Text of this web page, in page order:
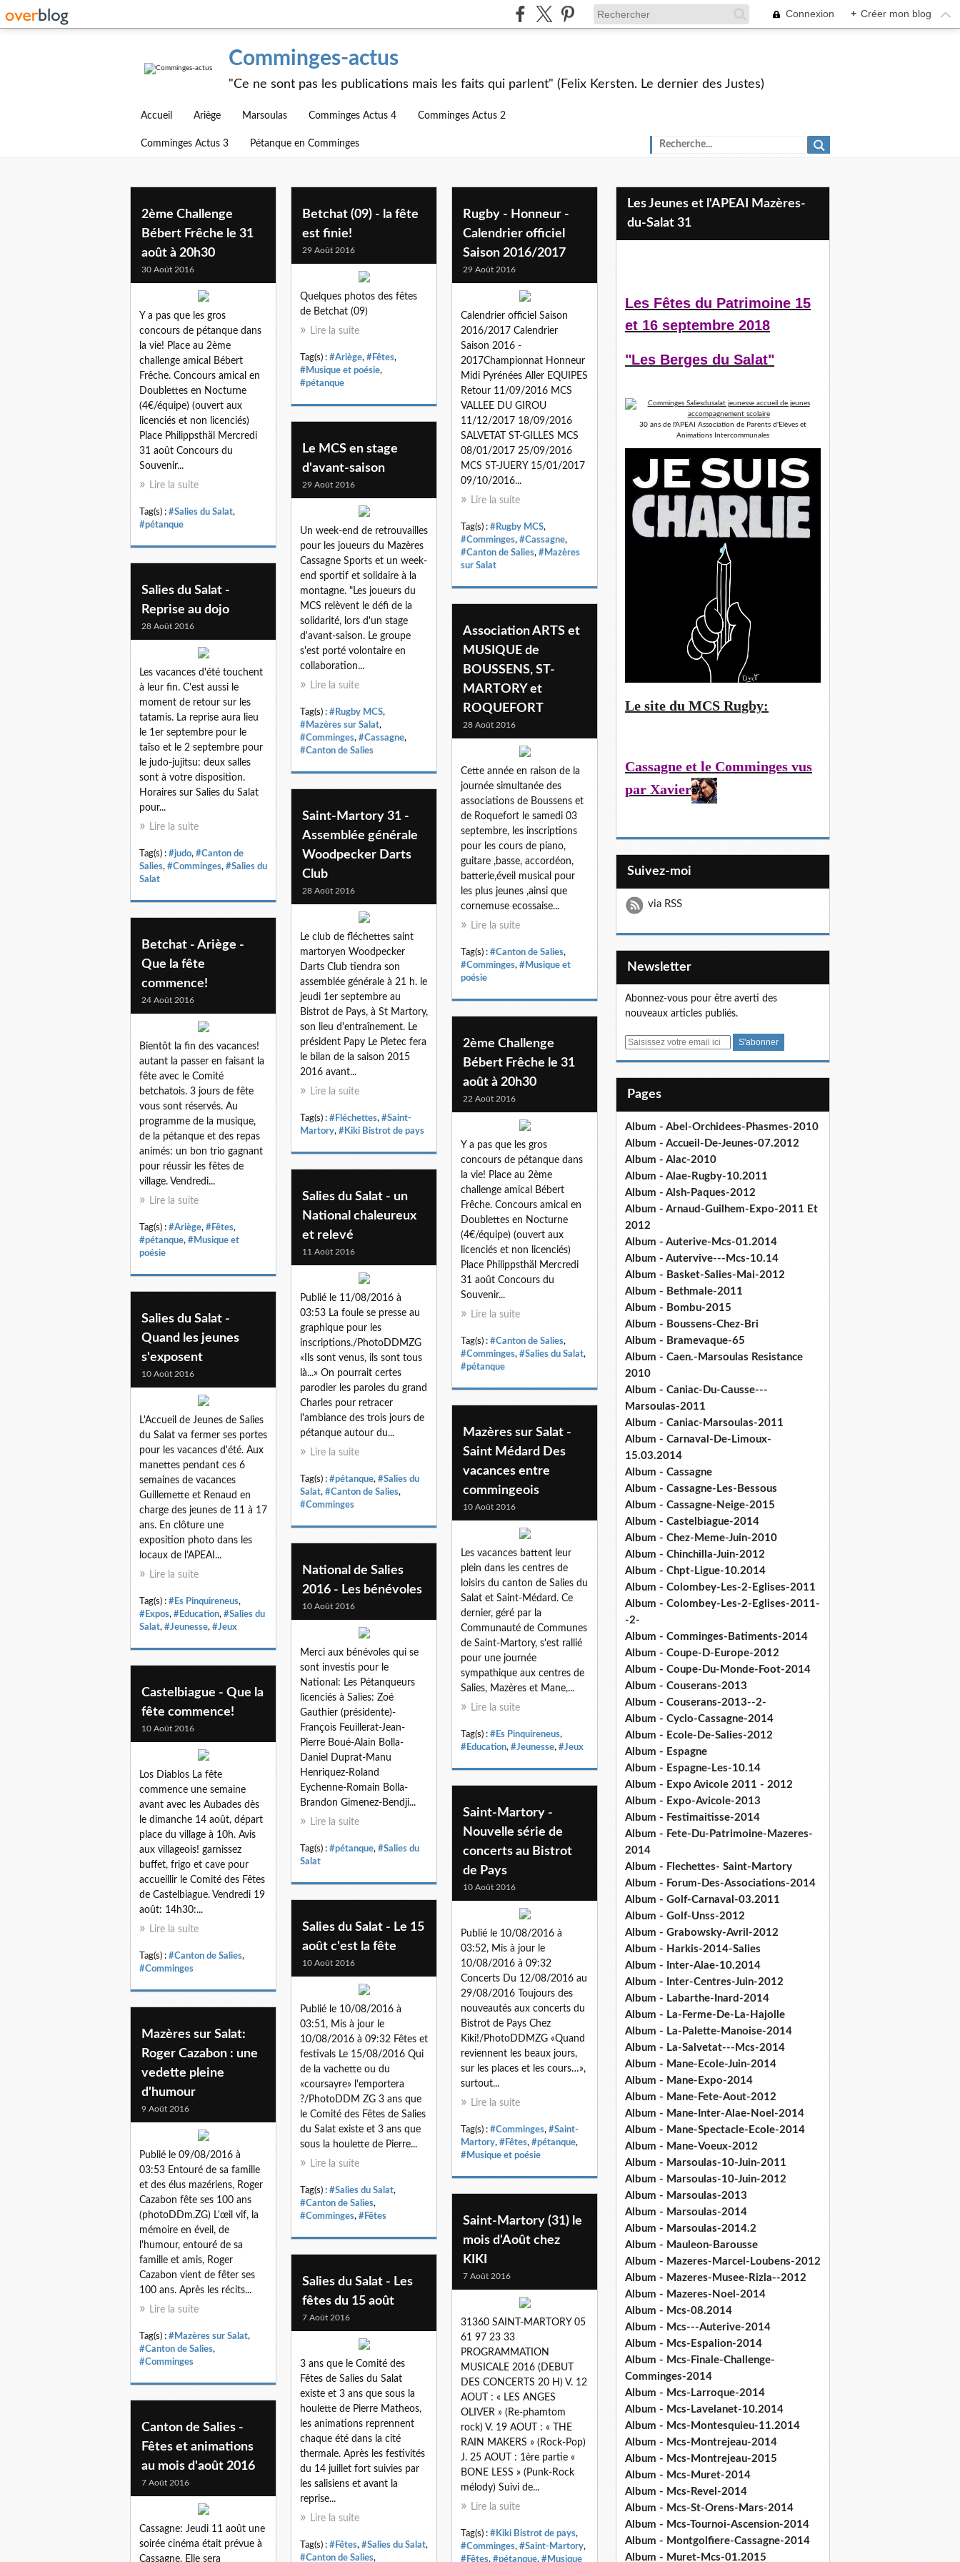
Connexion + Créer mon blog
Comminges-actus
"Ce ne sont pas les publications mais les faits qui parlent" (Felix Kersten. Le dernier des Justes)
Accueil Ariège Marsoulas Comminges Actus 4 Comminges Actus 2
Comminges Actus 3 Pétanque en Comminges
2ème Challenge
Bébert Frêche le 31
août à 20h30
30 Août 2016
Y a pas que les gros
concours de pétanque dans
la vie! Place au 2ème
challenge amical Bébert
Frêche. Concours amical en
Doublettes en Nocturne
(4€/équipe) (ouvert aux
licenciés et non licenciés)
Place Philippsthäl Mercredi
31 août Concours du
Souvenir...
Lire la suite
Tag(s) : #Salies du Salat,
#pétanque
Betchat (09) - la fête
est finie!
29 Août 2016
Quelques photos des fêtes
de Betchat (09)
Lire la suite
Tag(s) : #Ariège, #Fêtes,
#Musique et poésie,
#pétanque
Rugby - Honneur -
Calendrier officiel
Saison 2016/2017
29 Août 2016
Calendrier officiel Saison
2016/2017 Calendrier
Saison 2016 -
2017Championnat Honneur
Midi Pyrénées Aller EQUIPES
Retour 11/09/2016 MCS
VALLEE DU GIROU
11/12/2017 18/09/2016
SALVETAT ST-GILLES MCS
08/01/2017 25/09/2016
MCS ST-JUERY 15/01/2017
09/10/2016...
Lire la suite
Tag(s) : #Rugby MCS,
#Comminges, #Cassagne,
#Canton de Salies, #Mazères
sur Salat
Le MCS en stage
d'avant-saison
29 Août 2016
Un week-end de retrouvailles
pour les joueurs du Mazères
Cassagne Sports et un week-
end sportif et solidaire à la
montagne. "Les joueurs du
MCS relèvent le défi de la
solidarité, lors d'un stage
d'avant-saison. Le groupe
s'est porté volontaire en
collaboration...
Lire la suite
Tag(s) : #Rugby MCS,
#Mazères sur Salat,
#Comminges, #Cassagne,
#Canton de Salies
Salies du Salat -
Reprise au dojo
28 Août 2016
Les vacances d'été touchent
à leur fin. C'est aussi le
moment de retour sur les
tatamis. La reprise aura lieu
le 1er septembre pour le
taïso et le 2 septembre pour
le judo-jujitsu: deux salles
sont à votre disposition.
Horaires sur Salies du Salat
pour...
Lire la suite
Tag(s) : #judo, #Canton de
Salies, #Comminges, #Salies du
Salat
Association ARTS et
MUSIQUE de
BOUSSENS, ST-
MARTORY et
ROQUEFORT
28 Août 2016
Cette année en raison de la
journée simultanée des
associations de Boussens et
de Roquefort le samedi 03
septembre, les inscriptions
pour les cours de piano,
guitare ,basse, accordéon,
batterie,éveil musical pour
les plus jeunes ,ainsi que
cornemuse ecossaise...
Lire la suite
Tag(s) : #Canton de Salies,
#Comminges, #Musique et
poésie
Saint-Martory 31 -
Assemblée générale
Woodpecker Darts
Club
28 Août 2016
Le club de fléchettes saint
martoryen Woodpecker
Darts Club tiendra son
assemblée générale à 21 h. le
jeudi 1er septembre au
Bistrot de Pays, à St Martory,
son lieu d'entraînement. Le
président Papy Le Pietec fera
le bilan de la saison 2015
2016 avant...
Lire la suite
Tag(s) : #Fléchettes, #Saint-
Martory, #Kiki Bistrot de pays
Betchat - Ariège -
Que la fête
commence!
24 Août 2016
Bientôt la fin des vacances!
autant la passer en faisant la
fête avec le Comité
betchatois. 3 jours de fête
vous sont réservés. Au
programme de la musique,
de la pétanque et des repas
animés: un bon trio gagnant
pour réussir les fêtes de
village. Vendredi...
Lire la suite
Tag(s) : #Ariège, #Fêtes,
#pétanque, #Musique et
poésie
2ème Challenge
Bébert Frêche le 31
août à 20h30
22 Août 2016
Y a pas que les gros
concours de pétanque dans
la vie! Place au 2ème
challenge amical Bébert
Frêche. Concours amical en
Doublettes en Nocturne
(4€/équipe) (ouvert aux
licenciés et non licenciés)
Place Philippsthäl Mercredi
31 août Concours du
Souvenir...
Lire la suite
Tag(s) : #Canton de Salies,
#Comminges, #Salies du Salat,
#pétanque
Salies du Salat - un
National chaleureux
et relevé
11 Août 2016
Publié le 11/08/2016 à
03:53 La foule se presse au
graphique pour les
inscriptions./PhotoDDMZG
«Ils sont venus, ils sont tous
là...» On pourrait certes
parodier les paroles du grand
Charles pour retracer
l'ambiance des trois jours de
pétanque autour du...
Lire la suite
Tag(s) : #pétanque, #Salies du
Salat, #Canton de Salies,
#Comminges
Salies du Salat -
Quand les jeunes
s'exposent
10 Août 2016
L'Accueil de Jeunes de Salies
du Salat va fermer ses portes
pour les vacances d'été. Aux
manettes pendant ces 6
semaines de vacances
Guillemette et Renaud en
charge des jeunes de 11 à 17
ans. En clôture une
exposition photo dans les
locaux de l'APEAI...
Lire la suite
Tag(s) : #Es Pinquireneus,
#Expos, #Education, #Salies du
Salat, #Jeunesse, #Jeux
Mazères sur Salat -
Saint Médard Des
vacances entre
commingeois
10 Août 2016
Les vacances battent leur
plein dans les centres de
loisirs du canton de Salies du
Salat et Saint-Médard. Ce
dernier, géré par la
Communauté de Communes
de Saint-Martory, s'est rallié
pour une journée
sympathique aux centres de
Salies, Mazères et Mane,...
Lire la suite
Tag(s) : #Es Pinquireneus,
#Education, #Jeunesse, #Jeux
National de Salies
2016 - Les bénévoles
10 Août 2016
Merci aux bénévoles qui se
sont investis pour le
National: Les Pétanqueurs
licenciés à Salies: Zoé
Gauthier (présidente)-
François Feuillerat-Jean-
Pierre Boué-Alain Bolla-
Daniel Duprat-Manu
Henriquez-Roland
Eychenne-Romain Bolla-
Brandon Gimenez-Bendji...
Lire la suite
Tag(s) : #pétanque, #Salies du
Salat
Castelbiague - Que la
fête commence!
10 Août 2016
Los Diablos La fête
commence une semaine
avant avec les Aubades dès
le dimanche 14 août, départ
place du village à 10h. Avis
aux villageois! garnissez
buffet, frigo et cave pour
accueillir le Comité des Fêtes
de Castelbiague. Vendredi 19
août: 14h30:...
Lire la suite
Tag(s) : #Canton de Salies,
#Comminges
Saint-Martory -
Nouvelle série de
concerts au Bistrot
de Pays
10 Août 2016
Publié le 10/08/2016 à
03:52, Mis à jour le
10/08/2016 à 09:32
Concerts Du 12/08/2016 au
29/08/2016 Toujours des
nouveautés aux concerts du
Bistrot de Pays Chez
Kiki!/PhotoDDMZG «Quand
reviennent les beaux jours,
sur les places et les cours…»,
surtout...
Lire la suite
Tag(s) : #Comminges, #Saint-
Martory, #Fêtes, #pétanque,
#Musique et poésie
Salies du Salat - Le 15
août c'est la fête
10 Août 2016
Publié le 10/08/2016 à
03:51, Mis à jour le
10/08/2016 à 09:32 Fêtes et
festivals Le 15/08/2016 Qui
de la vachette ou du
«coursayre» l'emportera
?/PhotoDDM ZG 3 ans que
le Comité des Fêtes de Salies
du Salat existe et 3 ans que
sous la houlette de Pierre...
Lire la suite
Tag(s) : #Salies du Salat,
#Canton de Salies,
#Comminges, #Fêtes
Mazères sur Salat:
Roger Cazabon : une
vedette pleine
d'humour
9 Août 2016
Publié le 09/08/2016 à
03:53 Entouré de sa famille
et des élus mazériens, Roger
Cazabon fête ses 100 ans
(photoDDm.ZG) L'œil vif, la
mémoire en éveil, de
l'humour, entouré de sa
famille et amis, Roger
Cazabon vient de fêter ses
100 ans. Après les récits...
Lire la suite
Tag(s) : #Mazères sur Salat,
#Canton de Salies,
#Comminges
Saint-Martory (31) le
mois d'Août chez
KIKI
7 Août 2016
31360 SAINT-MARTORY 05
61 97 23 33
PROGRAMMATION
MUSICALE 2016 (DEBUT
DES CONCERTS 20 H) V. 12
AOUT : « LES ANGES
OLIVER » (Re-phamtom
rock) V. 19 AOUT : « THE
RAIN MAKERS » (Rock-Pop)
J. 25 AOUT : 1ère partie «
BONE LESS » (Punk-Rock
mélody) Suivi de...
Lire la suite
Tag(s) : #Kiki Bistrot de pays,
#Comminges, #Saint-Martory,
#Fêtes, #pétanque, #Musique
Salies du Salat - Les
fêtes du 15 août
7 Août 2016
3 ans que le Comité des
Fêtes de Salies du Salat
existe et 3 ans que sous la
houlette de Pierre Matheos,
les animations reprennent
chaque été dans la cité
thermale. Après les festivités
du 14 juillet fort suivies par
les salisiens et avant la
reprise...
Lire la suite
Tag(s) : #Fêtes, #Salies du Salat,
#Canton de Salies,
Canton de Salies -
Fêtes et animations
au mois d'août 2016
7 Août 2016
Cassagne: Jeudi 11 août une
soirée cinéma était prévue à
Cassagne. Elle sera
Les Jeunes et l'APEAI Mazères-
du-Salat 31
Les Fêtes du Patrimoine 15
et 16 septembre 2018
"Les Berges du Salat"
30 ans de l'APEAI Association de Parents d'Elèves et
Animations Intercommunales
Le site du MCS Rugby:
Cassagne et le Comminges vus
par Xavier
Suivez-moi
via RSS
Newsletter
Abonnez-vous pour être averti des
nouveaux articles publiés.
E
Pages
Album - Abel-Orchidees-Phasmes-2010
Album - Accueil-De-Jeunes-07.2012
Album - Alac-2010
Album - Alae-Rugby-10.2011
Album - Alsh-Paques-2012
Album - Arnaud-Guilhem-Expo-2011 Et
2012
Album - Auterive-Mcs-01.2014
Album - Autervive---Mcs-10.14
Album - Basket-Salies-Mai-2012
Album - Bethmale-2011
Album - Bombu-2015
Album - Boussens-Chez-Bri
Album - Bramevaque-65
Album - Caen.-Marsoulas Resistance
2010
Album - Caniac-Du-Causse---
Marsoulas-2011
Album - Caniac-Marsoulas-2011
Album - Carnaval-De-Limoux-
15.03.2014
Album - Cassagne
Album - Cassagne-Les-Bessous
Album - Cassagne-Neige-2015
Album - Castelbiague-2014
Album - Chez-Meme-Juin-2010
Album - Chinchilla-Juin-2012
Album - Chpt-Ligue-10.2014
Album - Colombey-Les-2-Eglises-2011
Album - Colombey-Les-2-Eglises-2011-
-2-
Album - Comminges-Batiments-2014
Album - Coupe-D-Europe-2012
Album - Coupe-Du-Monde-Foot-2014
Album - Couserans-2013
Album - Couserans-2013--2-
Album - Cyclo-Cassagne-2014
Album - Ecole-De-Salies-2012
Album - Espagne
Album - Espagne-Les-10.14
Album - Expo Avicole 2011 - 2012
Album - Expo-Avicole-2013
Album - Festimaitisse-2014
Album - Fete-Du-Patrimoine-Mazeres-
2014
Album - Flechettes- Saint-Martory
Album - Forum-Des-Associations-2014
Album - Golf-Carnaval-03.2011
Album - Golf-Unss-2012
Album - Grabowsky-Avril-2012
Album - Harkis-2014-Salies
Album - Inter-Alae-10.2014
Album - Inter-Centres-Juin-2012
Album - Labarthe-Inard-2014
Album - La-Ferme-De-La-Hajolle
Album - La-Palette-Manoise-2014
Album - La-Salvetat---Mcs-2014
Album - Mane-Ecole-Juin-2014
Album - Mane-Expo-2014
Album - Mane-Fete-Aout-2012
Album - Mane-Inter-Alae-Noel-2014
Album - Mane-Spectacle-Ecole-2014
Album - Mane-Voeux-2012
Album - Marsoulas-10-Juin-2011
Album - Marsoulas-10-Juin-2012
Album - Marsoulas-2013
Album - Marsoulas-2014
Album - Marsoulas-2014.2
Album - Mauleon-Barousse
Album - Mazeres-Marcel-Loubens-2012
Album - Mazeres-Musee-Rizla--2012
Album - Mazeres-Noel-2014
Album - Mcs-08.2014
Album - Mcs---Auterive-2014
Album - Mcs-Espalion-2014
Album - Mcs-Finale-Challenge-
Comminges-2014
Album - Mcs-Larroque-2014
Album - Mcs-Lavelanet-10.2014
Album - Mcs-Montesquieu-11.2014
Album - Mcs-Montrejeau-2014
Album - Mcs-Montrejeau-2015
Album - Mcs-Muret-2014
Album - Mcs-Revel-2014
Album - Mcs-St-Orens-Mars-2014
Album - Mcs-Tournoi-Ascension-2014
Album - Montgolfiere-Cassagne-2014
Album - Muret-Mcs-01.2015